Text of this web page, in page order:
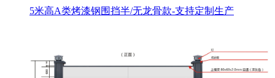
5米高A类烤漆钢围挡半/无龙骨款-支持定制生产